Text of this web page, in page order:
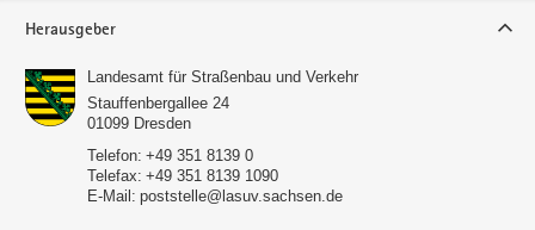
Herausgeber
Landesamt für Straßenbau und Verkehr
Stauffenbergallee 24
01099 Dresden
Telefon: +49 351 8139 0
Telefax: +49 351 8139 1090
E-Mail: poststelle@lasuv.sachsen.de